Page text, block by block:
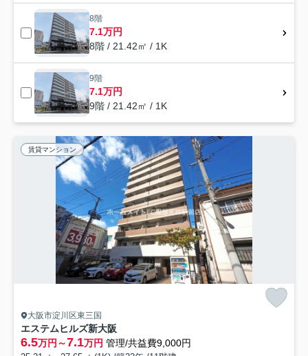
8階
7.1万円
8階 / 21.42㎡ / 1K
9階
7.1万円
9階 / 21.42㎡ / 1K
賃貸マンション
大阪市淀川区東三国
エステムヒルズ新大阪
6.5万円～7.1万円 管理/共益費9,000円